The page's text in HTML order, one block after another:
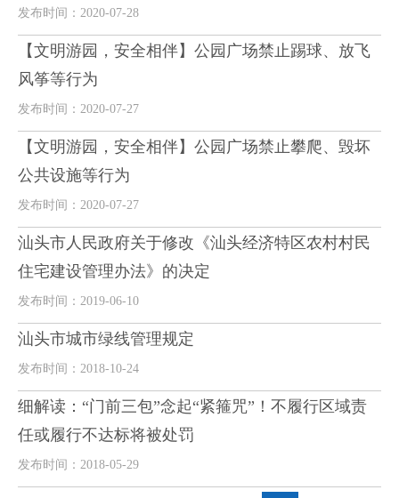
发布时间：2020-07-28
【文明游园，安全相伴】公园广场禁止踢球、放飞
风筝等行为
发布时间：2020-07-27
【文明游园，安全相伴】公园广场禁止攀爬、毁坏
公共设施等行为
发布时间：2020-07-27
汕头市人民政府关于修改《汕头经济特区农村村民
住宅建设管理办法》的决定
发布时间：2019-06-10
汕头市城市绿线管理规定
发布时间：2018-10-24
细解读：“门前三包”念起“紧箍咒”！不履行区域责
任或履行不达标将被处罚
发布时间：2018-05-29